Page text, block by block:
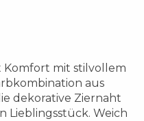
Komfort mit stilvollem
aus
dekorative Ziernaht
Lieblingsstück. Weich